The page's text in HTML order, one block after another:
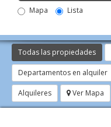
Mapa Lista
Todas las propiedades
Departamentos en alquiler
Alquileres Ver Mapa